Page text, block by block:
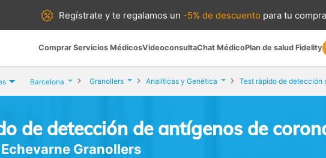
Regístrate yte regalamos un -5% de descuento para tu compra
Comprar Servicios MédicosVideoconsultaChat MédicoPlan de salud Fidelity
Barcelona Granollers Analíticas y Genética
de detección de antígenos de
Granollers